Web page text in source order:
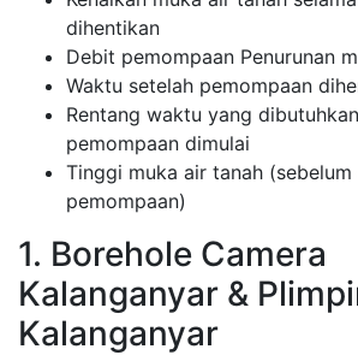
dihentikan
Debit pemompaan Penurunan
Waktu setelah pemompaan
Rentang waktu yang
pemompaan dimulai
Tinggi muka air tanah
pemompaan)
1. Borehole Camera
Kalanganyar &
Kalanganyar